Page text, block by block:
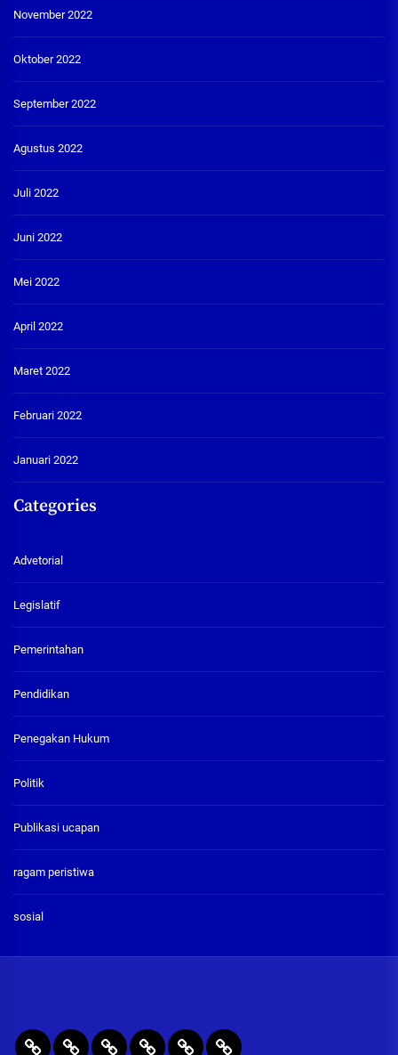
November 2022
Oktober 2022
September 2022
Agustus 2022
Juli 2022
Juni 2022
Mei 2022
April 2022
Maret 2022
Februari 2022
Januari 2022
Categories
Advetorial
Legislatif
Pemerintahan
Pendidikan
Penegakan Hukum
Politik
Publikasi ucapan
ragam peristiwa
sosial
BERITA RAGAM PENEGAKANPENDIDIKAN
PublikasiADVETORIAL